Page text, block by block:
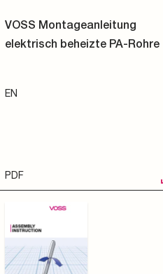
Ventile
VOSS Montageanleitung
elektrisch beheizte PA-Rohre
EN
PDF